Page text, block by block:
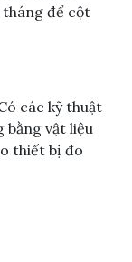
tháng để cột
các kỹ thuật
bằng vật liệu
thiết bị đo